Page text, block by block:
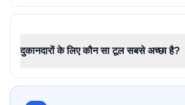
दुकानदारों के लिए कौन सा टूल सबसे अच्छा है?